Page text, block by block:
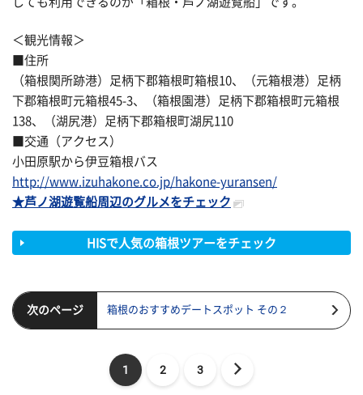
＜観光情報＞
■住所
（箱根関所跡港）足柄下郡箱根町箱根10、（元箱根港）足柄
下郡箱根町元箱根45-3、（箱根園港）足柄下郡箱根町元箱根
138、（湖尻港）足柄下郡箱根町湖尻110
■交通（アクセス）
小田原駅から伊豆箱根バス
http://www.izuhakone.co.jp/hakone-yuransen/
★芦ノ湖遊覧船周辺のグルメをチェック
HISで人気の箱根ツアーをチェック
次のページ 箱根のおすすめデートスポット その２
1 2 3